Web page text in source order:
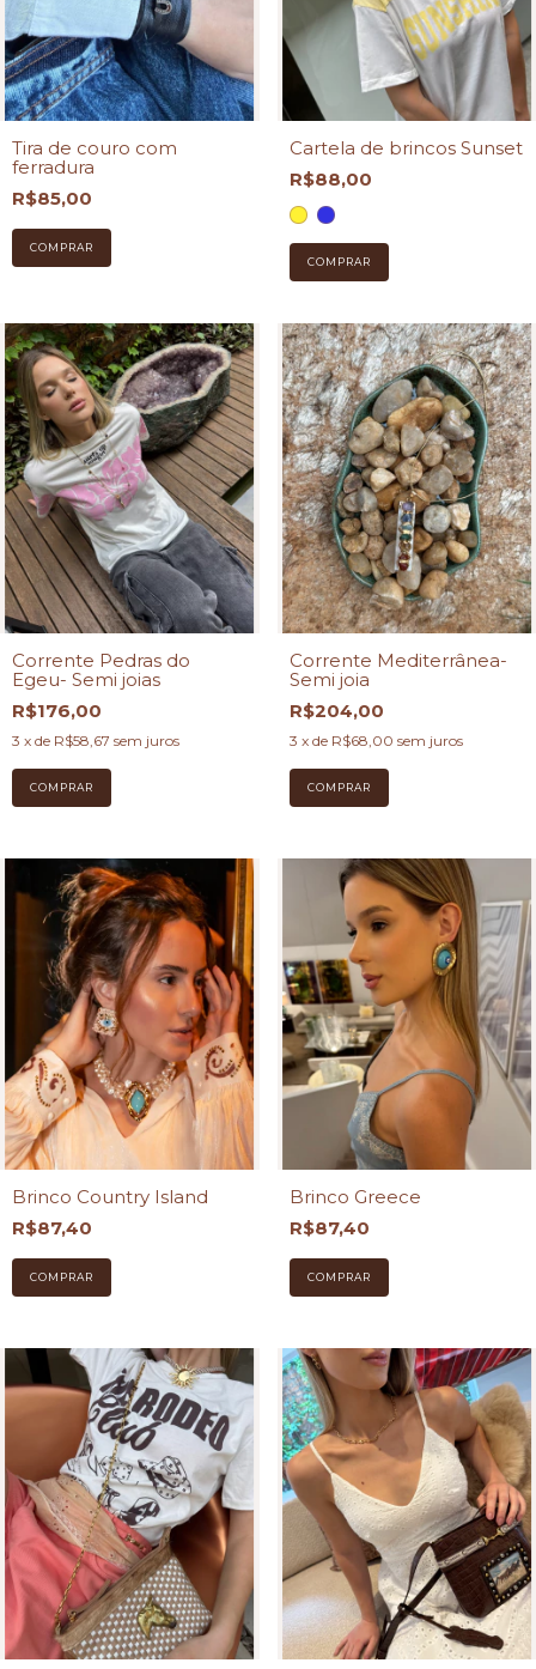
Tira de couro com
ferradura
R$85,00
COMPRAR
Cartela de brincos Sunset
R$88,00
COMPRAR
Corrente Pedras do
Egeu- Semi joias
R$176,00
3 x de R$58,67 sem juros
Corrente Mediterrânea-
Semi joia
R$204,00
3 x de R$68,00 sem juros
Brinco Country Island
R$87,40
Brinco Greece
R$87,40